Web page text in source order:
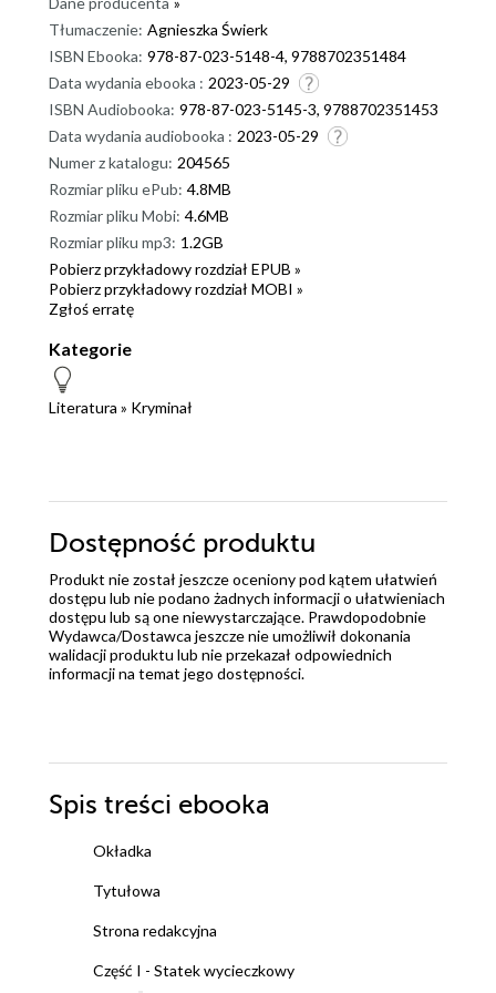
Tłumaczenie: Agnieszka Świerk
ISBN Ebooka: 978-87-023-5148-4, 9788702351484
Data wydania ebooka : 2023-05-29
ISBN Audiobooka: 978-87-023-5145-3, 9788702351453
Data wydania audiobooka : 2023-05-29
Numer z katalogu: 204565
Rozmiar pliku ePub: 4.8MB
Rozmiar pliku Mobi: 4.6MB
Rozmiar pliku mp3: 1.2GB
Pobierz przykładowy rozdział EPUB »
Pobierz przykładowy rozdział MOBI »
Zgłoś erratę
Kategorie
Literatura » Kryminał
Dostępność produktu
Produkt nie został jeszcze oceniony pod kątem ułatwień
dostępu lub nie podano żadnych informacji o ułatwieniach
dostępu lub są one niewystarczające. Prawdopodobnie
Wydawca/Dostawca jeszcze nie umożliwił dokonania
walidacji produktu lub nie przekazał odpowiednich
informacji na temat jego dostępności.
Spis treści ebooka
Okładka
Tytułowa
Strona redakcyjna
Część I - Statek wycieczkowy